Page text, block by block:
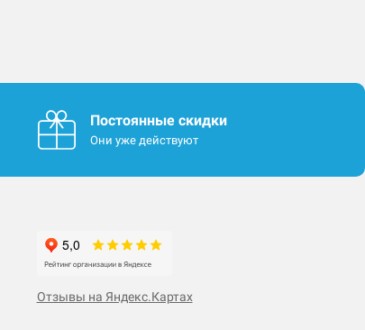
Постоянные скидки
Они уже действуют
Отзывы на Яндекс.Картах